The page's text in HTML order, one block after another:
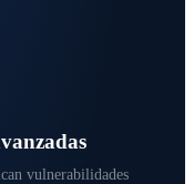
vulnerabilidades